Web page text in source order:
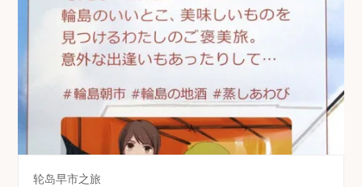
轮岛早市之旅